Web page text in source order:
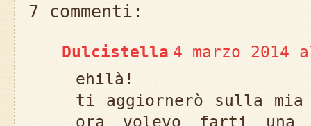
7 commenti:
Dulcistella 4 marzo 2014
ehilà!
ti aggiornerò sulla mia
ora volevo farti una